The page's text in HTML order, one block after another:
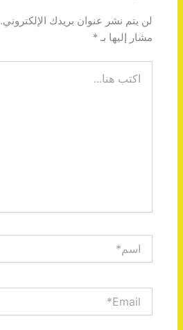
لن يتم نشر عنوان بريدك الإلكتروني.
مشار إليها بـ*
هنا...